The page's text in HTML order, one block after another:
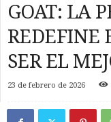
GOAT: LA
REDEFINE
SER EL
23 de febrero de 2026